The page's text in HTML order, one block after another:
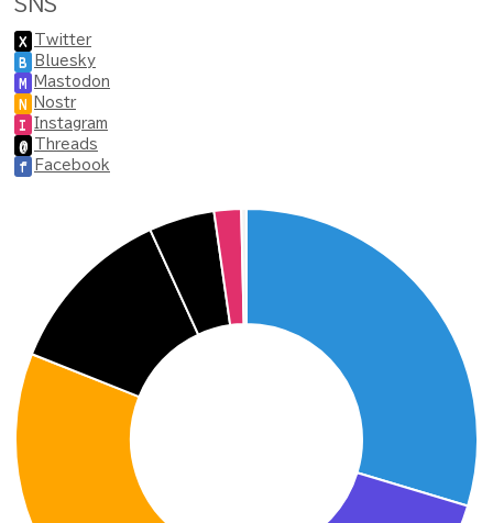
X Twitter
B Bluesky
M Mastodon
N Nostr
I Instagram
@ Threads
f Facebook